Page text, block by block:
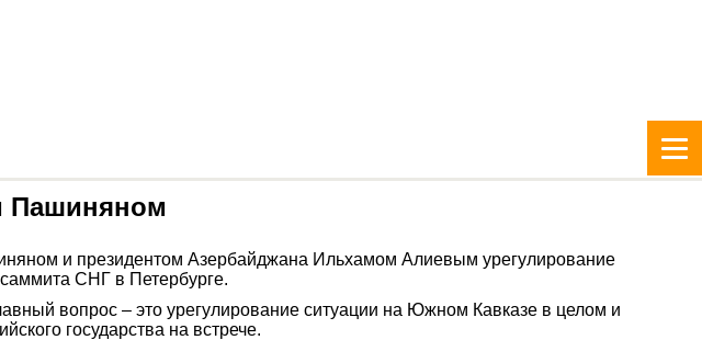
Пашиняном
и президентом Азербайджана Ильхамом Алиевым урегулирование
СНГ в Петербурге.
вопрос – это урегулирование ситуации на Южном Кавказе в целом и
государства на встрече.